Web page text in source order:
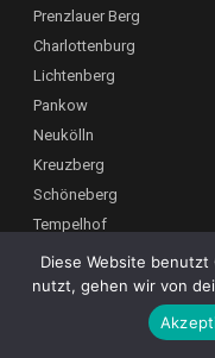
Prenzlauer Berg
Charlottenburg
Lichtenberg
Pankow
Neukölln
Kreuzberg
Schöneberg
Tempelhof
Wedding
Grunewald
Diese Website
nutzt, gehen wir von